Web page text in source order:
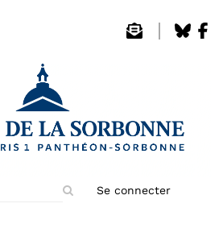
Se connecter